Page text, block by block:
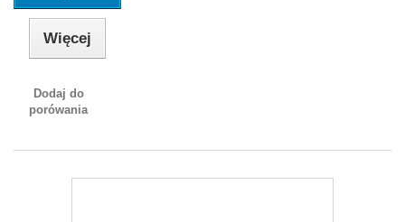
Więcej
Dodaj do
porówania